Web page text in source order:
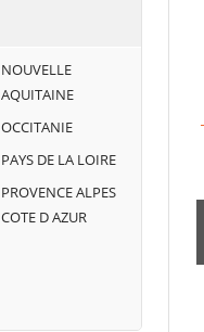
NOUVELLE
AQUITAINE
OCCITANIE
PAYS DE LA LOIRE
PROVENCE ALPES
COTE D AZUR